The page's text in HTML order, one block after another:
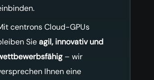
centrons Cloud-GPUs
Sieagil, innovativ und
– wir
Ihnen eine